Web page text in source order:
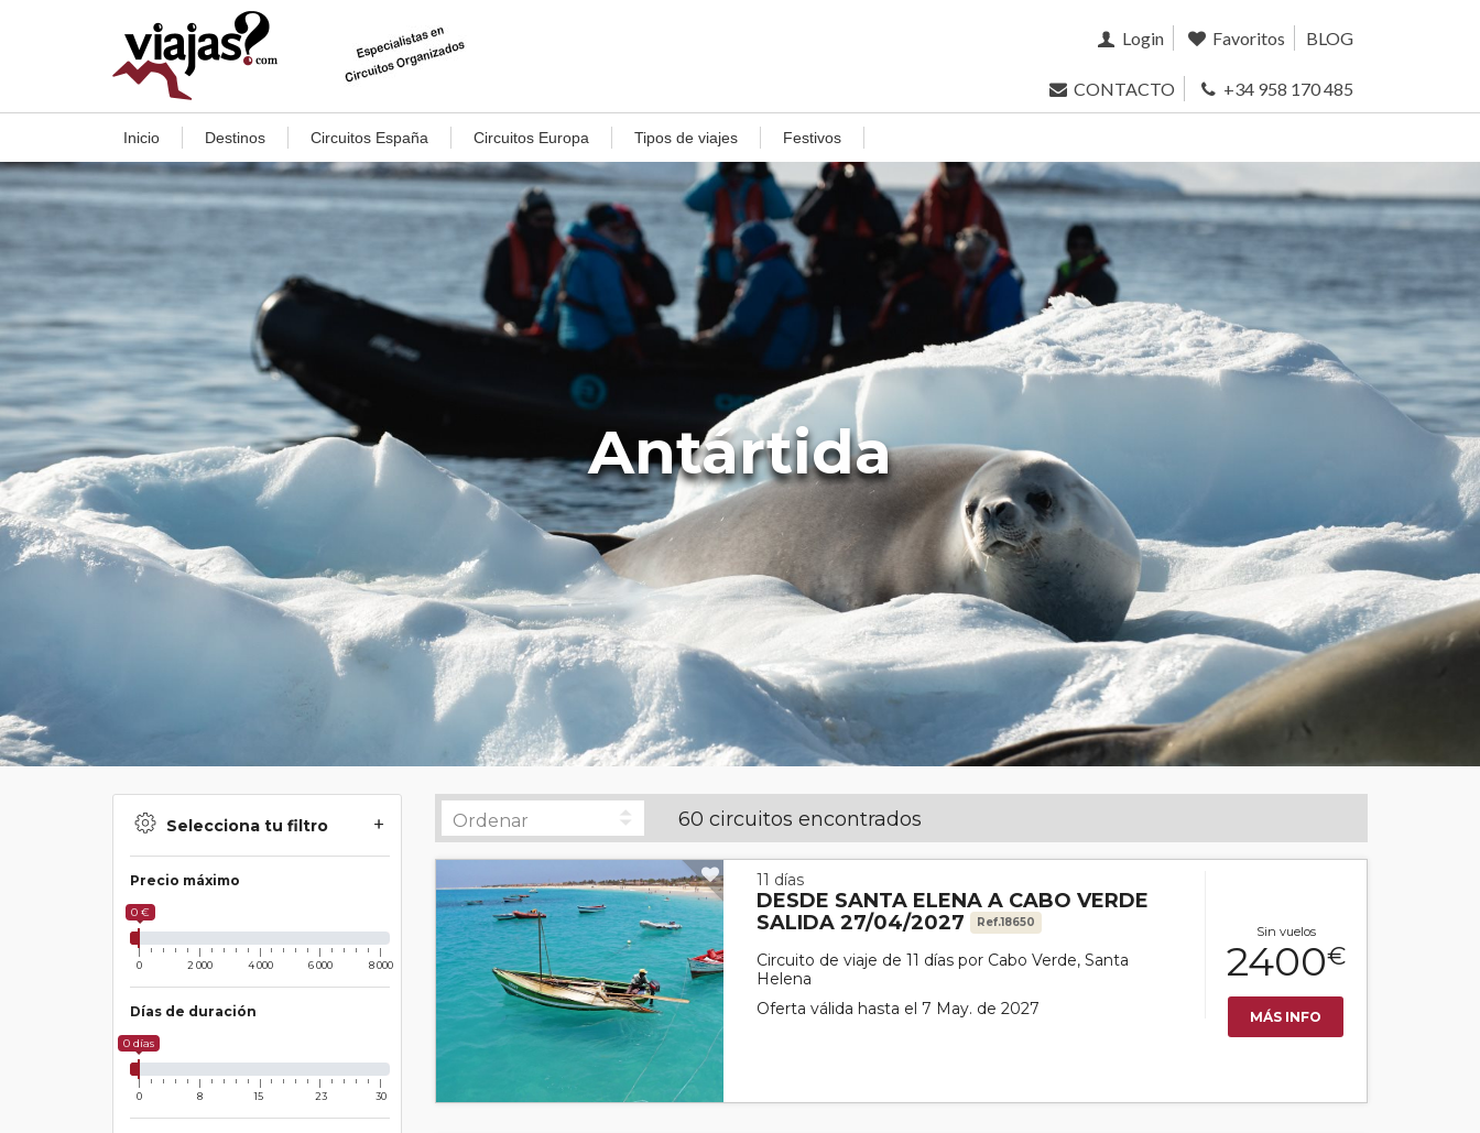
Login Favoritos BLOG
CONTACTO +34 958 170 485
Inicio Destinos Circuitos España Circuitos Europa Tipos de viajes Festivos
Antártida
Selecciona tu filtro
Precio máximo
0 €
0 2 000 4 000 6 000 8 000
Días de duración
0 días
0 8 15 23 30
60 circuitos encontrados
11 días
DESDE SANTA ELENA A CABO VERDE
SALIDA 27/04/2027
Ref.18650
Circuito de viaje de 11 días por Cabo Verde, Santa
Helena
Oferta válida hasta el 7 May. de 2027
Sin vuelos
2400€
MÁS INFO